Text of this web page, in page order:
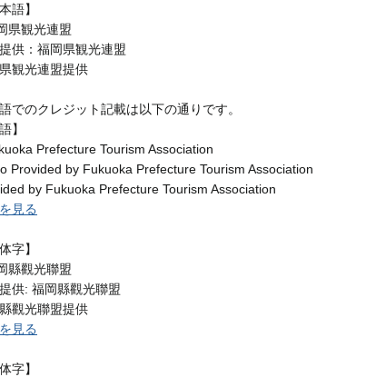
語】
県観光連盟
供：福岡県観光連盟
観光連盟提供
でのクレジット記載は以下の通りです。
】
Prefecture Tourism Association
Provided by Fukuoka Prefecture Tourism Association
by Fukuoka Prefecture Tourism Association
見る
字】
縣觀光聯盟
供: 福岡縣觀光聯盟
觀光聯盟提供
見る
字】